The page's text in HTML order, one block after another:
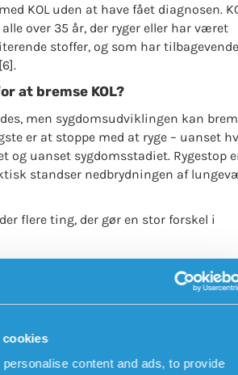
cookies
content and ads, to provide
KOL uden at have fået diagnosen.
over 35 år, der ryger eller har været
stoffer, og som har
at bremse KOL?
men sygdomsudviklingen kan
er at stoppe med at ryge – uanset
og uanset sygdomsstadiet. Rygestop
standser nedbrydningen af
flere ting, der gør en stor forskel i
bevægelse, tilpasset egne evner,
styrker musklerne og forbedrer
– læbepuste-teknikken
let sammenknebne læber) kan lindre